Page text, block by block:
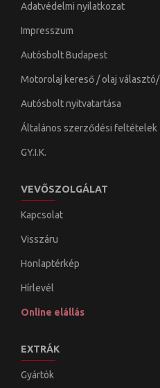
Adatvédelmi nyilatkozat
Impresszum
Autósbolt Budapest
Motorolaj kereső / olaj választó/
Autósbolt nyitvatartása
Általános szerződési feltételek
GY.I.K.
VEVŐSZOLGÁLAT
Kapcsolat
Visszáru
Honlaptérkép
Hírlevél
Online elállás
EXTRÁK
Gyártók